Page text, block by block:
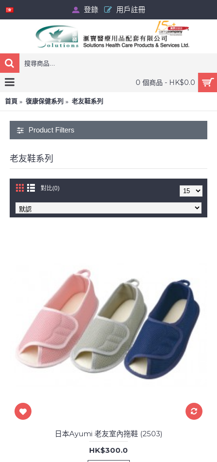
登錄 用戶註冊
0 個商品 - HK$0.0
首頁 復康保健系列 老友鞋系列
Product Filters
老友鞋系列
對比(0)
日本Ayumi 老友室內拖鞋 (2503)
HK$300.0